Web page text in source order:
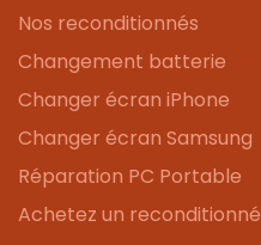
Nos reconditionnés
Changement batterie
Changer écran iPhone
Changer écran Samsung
Réparation PC Portable
Achetez un reconditionné